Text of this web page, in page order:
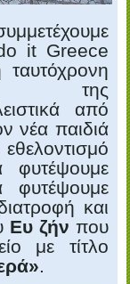
it Greece
ταυτόχρονη
της
από
νέα παιδιά
φυτέψουμε
και
Ευ ζήν που
με τίτλο
.